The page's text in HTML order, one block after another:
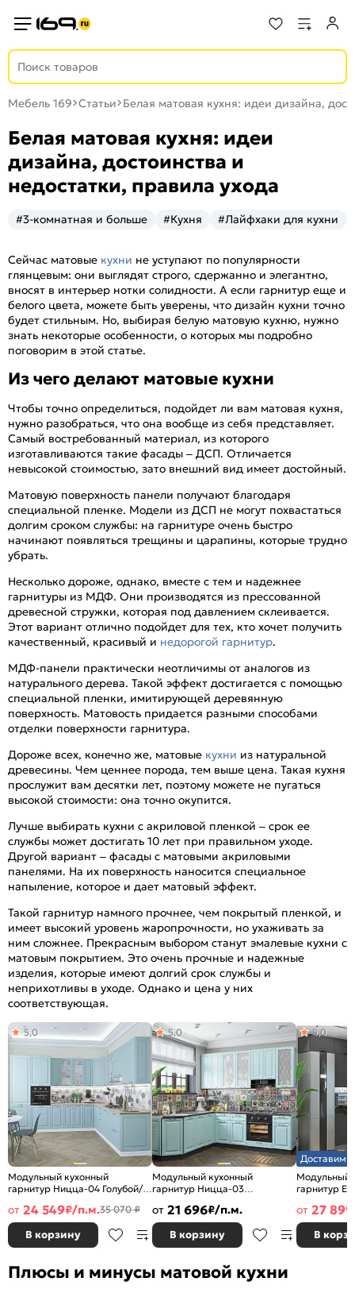
Мебель 169 Статьи Белая матовая кухня: идеи дизайна,
Белая матовая кухня: идеи
дизайна, достоинства и
недостатки, правила ухода
#3-комнатная и больше #Кухня #Лайфхаки для кухни
Сейчас матовые кухни не уступают по популярности
глянцевым: они выглядят строго, сдержанно и элегантно,
вносят в интерьер нотки солидности. А если гарнитур еще и
белого цвета, можете быть уверены, что дизайн кухни точно
будет стильным. Но, выбирая белую матовую кухню, нужно
знать некоторые особенности, о которых мы подробно
поговорим в этой статье.
Из чего делают матовые кухни
Чтобы точно определиться, подойдет ли вам матовая кухня,
нужно разобраться, что она вообще из себя представляет.
Самый востребованный материал, из которого
изготавливаются такие фасады – ДСП. Отличается
невысокой стоимостью, зато внешний вид имеет достойный.
Матовую поверхность панели получают благодаря
специальной пленке. Модели из ДСП не могут похвастаться
долгим сроком службы: на гарнитуре очень быстро
начинают появляться трещины и царапины, которые трудно
убрать.
Несколько дороже, однако, вместе с тем и надежнее
гарнитуры из МДФ. Они производятся из прессованной
древесной стружки, которая под давлением склеивается.
Этот вариант отлично подойдет для тех, кто хочет получить
качественный, красивый и недорогой гарнитур.
МДФ-панели практически неотличимы от аналогов из
натурального дерева. Такой эффект достигается с помощью
специальной пленки, имитирующей деревянную
поверхность. Матовость придается разными способами
отделки поверхности гарнитура.
Дороже всех, конечно же, матовые кухни из натуральной
древесины. Чем ценнее порода, тем выше цена. Такая кухня
прослужит вам десятки лет, поэтому можете не пугаться
высокой стоимости: она точно окупится.
Лучше выбирать кухни с акриловой пленкой – срок ее
службы может достигать 10 лет при правильном уходе.
Другой вариант – фасады с матовыми акриловыми
панелями. На их поверхность наносится специальное
напыление, которое и дает матовый эффект.
Такой гарнитур намного прочнее, чем покрытый пленкой, и
имеет высокий уровень жаропрочности, но ухаживать за
ним сложнее. Прекрасным выбором станут эмалевые кухни с
матовым покрытием. Это очень прочные и надежные
изделия, которые имеют долгий срок службы и
неприхотливы в уходе. Однако и цена у них
соответствующая.
Модульный кухонный
гарнитур Ницца-04 Голубой/
5,0
от 24 549₽/п.м.35 070 ₽
В корзину
Модульный кухонный
гарнитур Ницца-03
2340x1890/2400x600
5,0
от 21 696₽/п.м.
В корзину
Доставим
Модульный
гарнитур
2500x2400/
5,0
от 27 899
В
Плюсы и минусы матовой кухни